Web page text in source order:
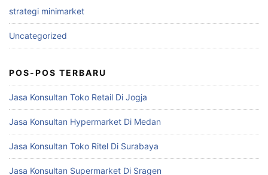
strategi minimarket
Uncategorized
POS-POS TERBARU
Jasa Konsultan Toko Retail Di Jogja
Jasa Konsultan Hypermarket Di Medan
Jasa Konsultan Toko Ritel Di Surabaya
Jasa Konsultan Supermarket Di Sragen